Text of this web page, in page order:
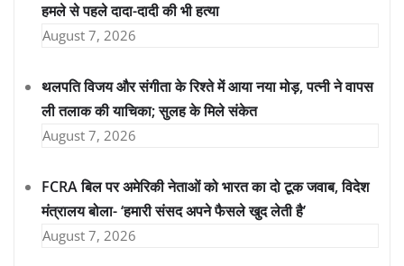
हमले से पहले दादा-दादी की भी हत्या
August 7, 2026
थलपति विजय और संगीता के रिश्ते में आया नया मोड़, पत्नी ने वापस
ली तलाक की याचिका; सुलह के मिले संकेत
August 7, 2026
FCRA बिल पर अमेरिकी नेताओं को भारत का दो टूक जवाब, विदेश
मंत्रालय बोला- ‘हमारी संसद अपने फैसले खुद लेती है’
August 7, 2026